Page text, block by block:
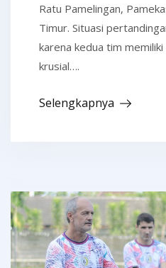
Ratu Pamelingan,
Timur. Situasi
karena kedua tim
krusial….
Selengkapnya